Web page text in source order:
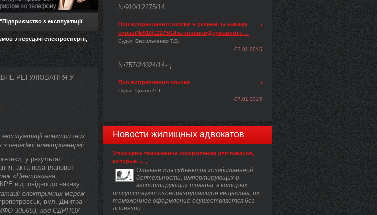
з експлуатації
з передачі електроенергії,
РЕГУЛЮВАННЯ У
електричних
передачі електроенергії
у результаті
акта позапланової
«Центральна
відповідно до наказу
електричних мереж
вул. Дмитра
305653, код ЄДРПОУ
№910/12275/14
Про виправлення описки в рішенні та наказіу
справі№910/12275/14за позовомДержавного ...
Судья: Васильченко Т.В.
07.01.2015
№757/24024/14-ц
Про виправлення описки
Судья: Цокол Л. І.
07.01.2015
Новости жилищных адвокатов
Упрощено таможенное оформление для товаров,
которые ...
Отныне для субъектов хозяйственной
деятельности, импортирующих и
экспортирующих товары, в которых
отсутствуют озоноразрушающие вещества, их
таможенное оформление осуществляется без
лицензии. ...